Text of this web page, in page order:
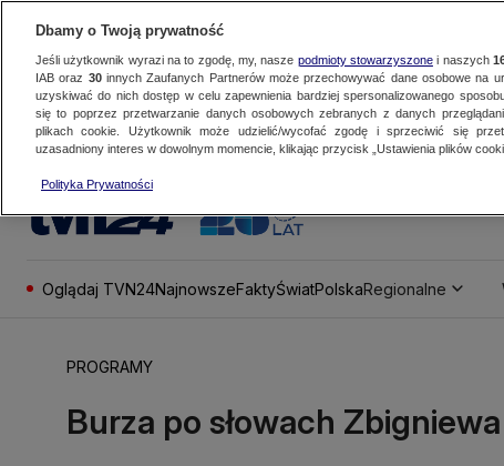
Oglądaj TVN24NajnowszeFaktyŚwiatPolskaRegionalne
PROGRAMY
Burza po słowach
Dbamy o Twoją prywatność
Jeśli użytkownik wyrazi na to zgodę, my, nasze podmioty stowarzyszonei naszych
IAB oraz 30innych Zaufanych Partnerów może przechowywać dane osobowe na
uzyskiwać do nich dostęp w celu zapewnienia bardziej spersonalizowanego
się to poprzez przetwarzanie danych osobowych zebranych z danych
plikach cookie. Użytkownik może udzielić/wycofać zgodę i sprzeciwić się
uzasadniony interes w dowolnym momencie, klikając przycisk „Ustawienia plików
Polityka Prywatności